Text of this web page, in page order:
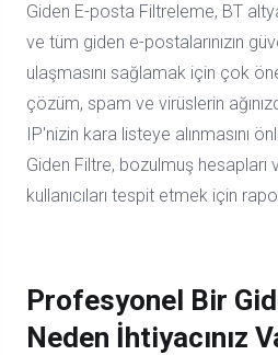
Giden E-posta Filtreleme, BT
ve tüm giden e-postalarınızın
ulaşmasını sağlamak için çok
çözüm, spam ve virüslerin
IP'nizin kara listeye alınmasını
Giden Filtre, bozulmuş hesapları
kullanıcıları tespit etmek için
Profesyonel Bir
Neden İhtiyacınız